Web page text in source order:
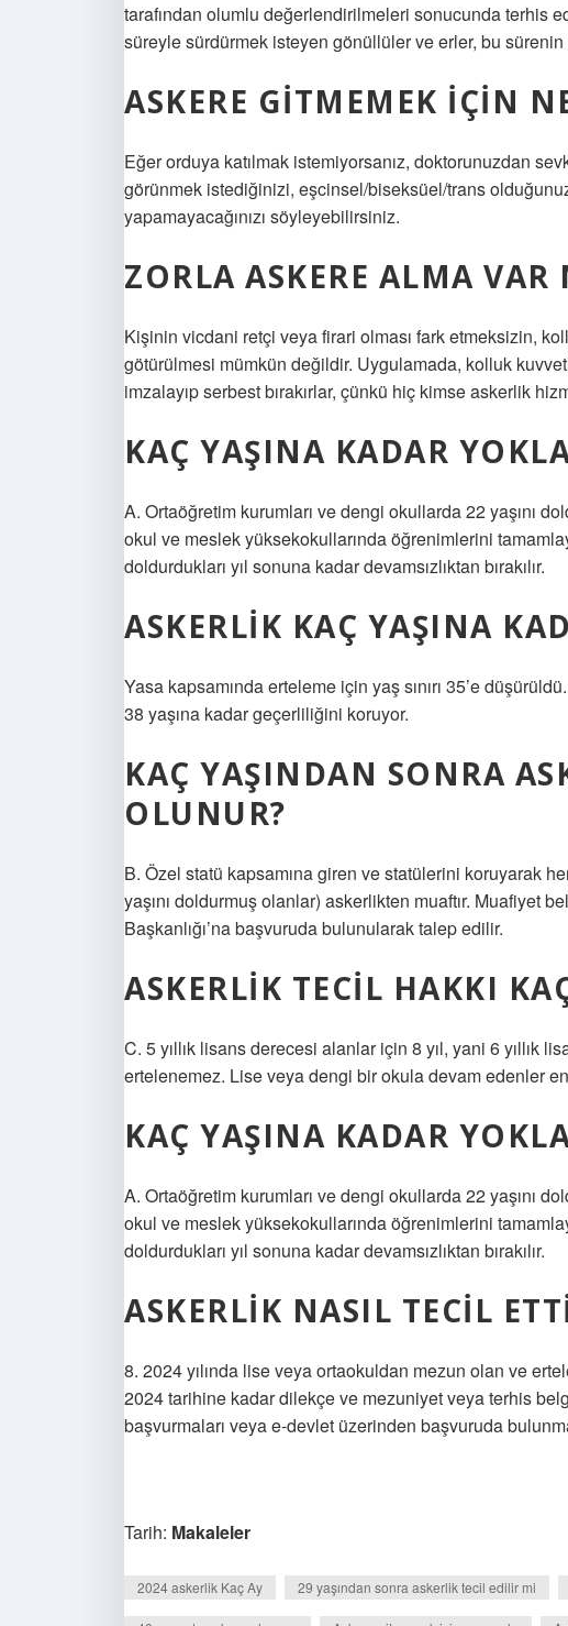
tarafından olumlu değerlendirilmeleri sonucunda terhis
süreyle sürdürmek isteyen gönüllüler ve erler, bu
ASKERE GITMEMEK IÇIN
Eğer orduya katılmak istemiyorsanız, doktorunuzdan
görünmek istediğinizi, eşcinsel/biseksüel/trans
yapamayacağınızı söyleyebilirsiniz.
ZORLA ASKERE ALMA VAR
Kişinin vicdani retçi veya firari olması fark etmeksizin,
götürülmesi mümkün değildir. Uygulamada, kolluk
imzalayıp serbest bırakırlar, çünkü hiç kimse askerlik
KAÇ YAŞINA KADAR
A. Ortaöğretim kurumları ve dengi okullarda 22 yaşını
okul ve meslek yüksekokullarında öğrenimlerini
doldurdukları yıl sonuna kadar devamsızlıktan bırakılır.
ASKERLIK KAÇ YAŞINA
Yasa kapsamında erteleme için yaş sınırı 35’e
38 yaşına kadar geçerliliğini koruyor.
KAÇ YAŞINDAN SONRA
OLUNUR?
B. Özel statü kapsamına giren ve statülerini koruyarak
yaşını doldurmuş olanlar) askerlikten muaftır. Muafiyet
Başkanlığı’na başvuruda bulunularak talep edilir.
ASKERLIK TECIL HAKKI
C. 5 yıllık lisans derecesi alanlar için 8 yıl, yani 6 yıllık
ertelenemez. Lise veya dengi bir okula devam edenler
KAÇ YAŞINA KADAR
A. Ortaöğretim kurumları ve dengi okullarda 22 yaşını
okul ve meslek yüksekokullarında öğrenimlerini
doldurdukları yıl sonuna kadar devamsızlıktan bırakılır.
ASKERLIK NASIL TECIL
8. 2024 yılında lise veya ortaokuldan mezun olan ve
2024 tarihine kadar dilekçe ve mezuniyet veya terhis
başvurmaları veya e-devlet üzerinden başvuruda
Tarih: Makaleler
2024 askerlik Kaç Ay 29 yaşından sonra askerlik tecil edilir mi